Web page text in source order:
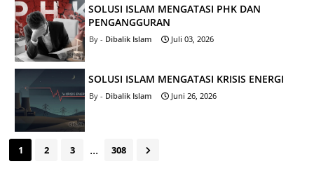
SOLUSI ISLAM MENGATASI PHK DAN
PENGANGGURAN
Dibalik Islam Juli 03, 2026
SOLUSI ISLAM MENGATASI KRISIS ENERGI
Dibalik Islam Juni 26, 2026
1 2 3 ... 308